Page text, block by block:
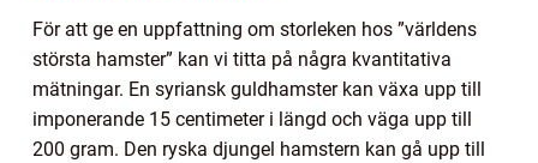
För att ge en uppfattning om storleken hos ”världens
största hamster” kan vi titta på några kvantitativa
mätningar. En syriansk guldhamster kan växa upp till
imponerande 15 centimeter i längd och väga upp till
200 gram. Den ryska djungel hamstern kan gå upp till